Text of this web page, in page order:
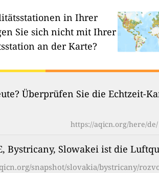
in Ihrer
Sie sich nicht mit Ihrer
an der Karte?
Überprüfen Sie die Echtzeit-
https://aqicn.org/here/de/
Bystricany, Slowakei ist die
snapshot/slovakia/bystricany/